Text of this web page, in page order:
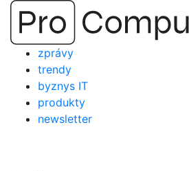
Přejít
obsah
zprávy
trendy
byznys IT
produkty
newsletter